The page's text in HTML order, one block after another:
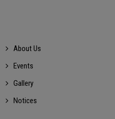
About Us
Events
Gallery
Notices